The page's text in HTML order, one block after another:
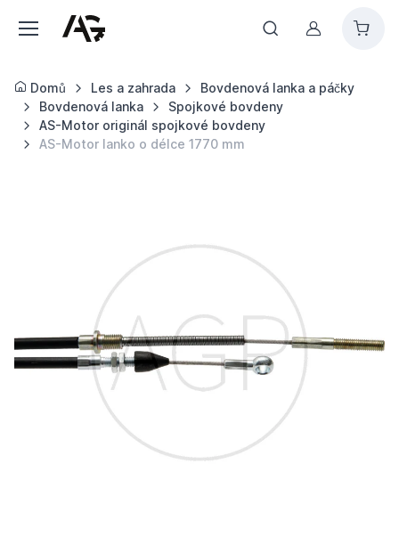
Můj účet
Domů Les a zahrada
Bovdenová lanka a páčky
Bovdenová lanka
Spojkové bovdeny
AS-Motor originál spojkové bovdeny
AS-Motor lanko o délce 1770 mm